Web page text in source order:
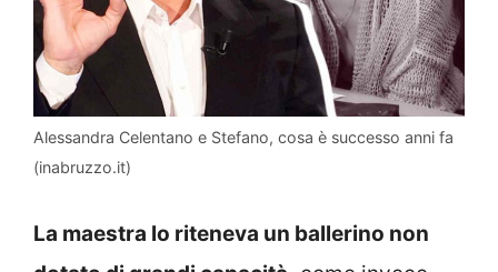
Alessandra Celentano e Stefano, cosa è successo anni fa
(inabruzzo.it)
La maestra lo riteneva un ballerino non